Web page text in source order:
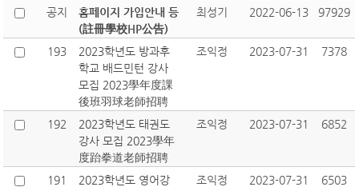
공지
홈페이지 가입안내 등
(註冊學校HP公告)
최성기 2022-06-13 97929
193
2023학년도 방과후
학교 배드민턴 강사
모집 2023學年度課
後班羽球老師招聘
조익정 2023-07-31 7378
192
2023학년도 태권도
강사 모집 2023學年
度跆拳道老師招聘
조익정 2023-07-31 6852
191
2023학년도 영어강
조익정 2023-07-31 6503